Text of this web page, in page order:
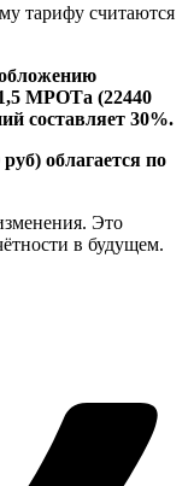
тарифу считаются
МРОТа (22440
составляет 30%.
облагается по
Это
в будущем.